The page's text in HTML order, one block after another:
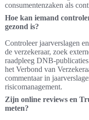
consumentenzaken als
Hoe kan iemand
gezond is?
Controleer jaarverslagen
de verzekeraar, zoek
raadpleeg DNB-
het Verbond van
commentaar in
risicomanagement.
Zijn online reviews en
meten?